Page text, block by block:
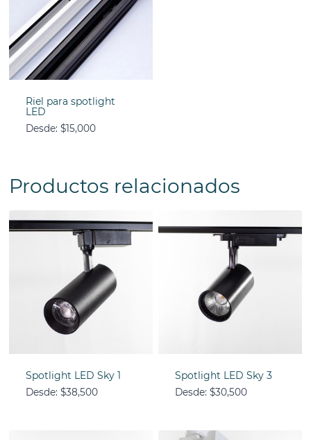
Riel para spotlight
LED
Desde: $15,000
Productos relacionados
Spotlight LED Sky 1
Desde: $38,500
Spotlight LED Sky 3
Desde: $30,500